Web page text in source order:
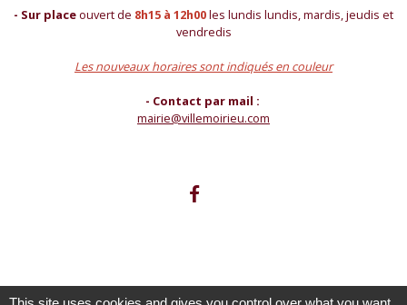
- Sur placeouvert de 8h15 à 12h00les lundis lundis, mardis, jeudis et
vendredis
Les nouveaux horaires sont indiqués en couleur
- Contact par mail :
mairie@villemoirieu.com